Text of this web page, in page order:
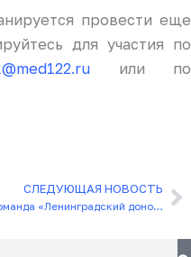
провести еще
для участия по
или по
СЛЕДУЮЩАЯ НОВОСТЬ
Команда «Ленинградский донор» приняла участие в забеге «Бегом с дневником»